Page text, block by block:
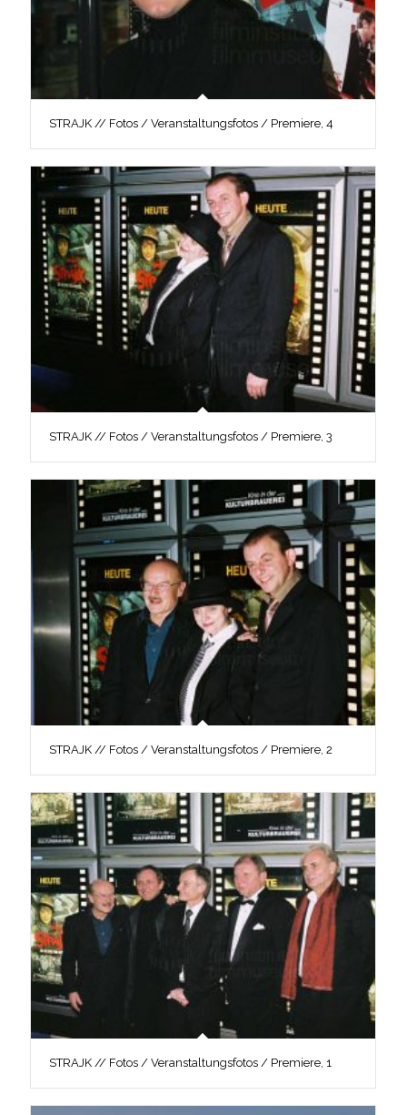
STRAJK // Fotos / Veranstaltungsfotos / Premiere, 4
STRAJK // Fotos / Veranstaltungsfotos / Premiere, 3
STRAJK // Fotos / Veranstaltungsfotos / Premiere, 2
STRAJK // Fotos / Veranstaltungsfotos / Premiere, 1